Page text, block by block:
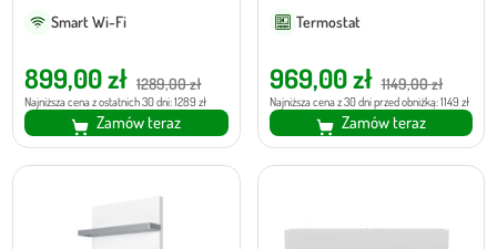
Smart Wi-Fi
1289,00zł
Pierwotna
cena
wynosiła:
1289,00 zł.
899,00zł
Aktualna
cena
wynosi:
899,00 zł.
Najniższa cena z ostatnich 30 dni: 1289 zł
Zamów teraz
Termostat
1149,00zł
Pierwotna
cena
wynosiła:
1149,00 zł.
969,00zł
Aktualna
cena
wynosi:
969,00 zł.
Najniższa cena z 30 dni przed obniżką: 1149 zł
Zamów teraz